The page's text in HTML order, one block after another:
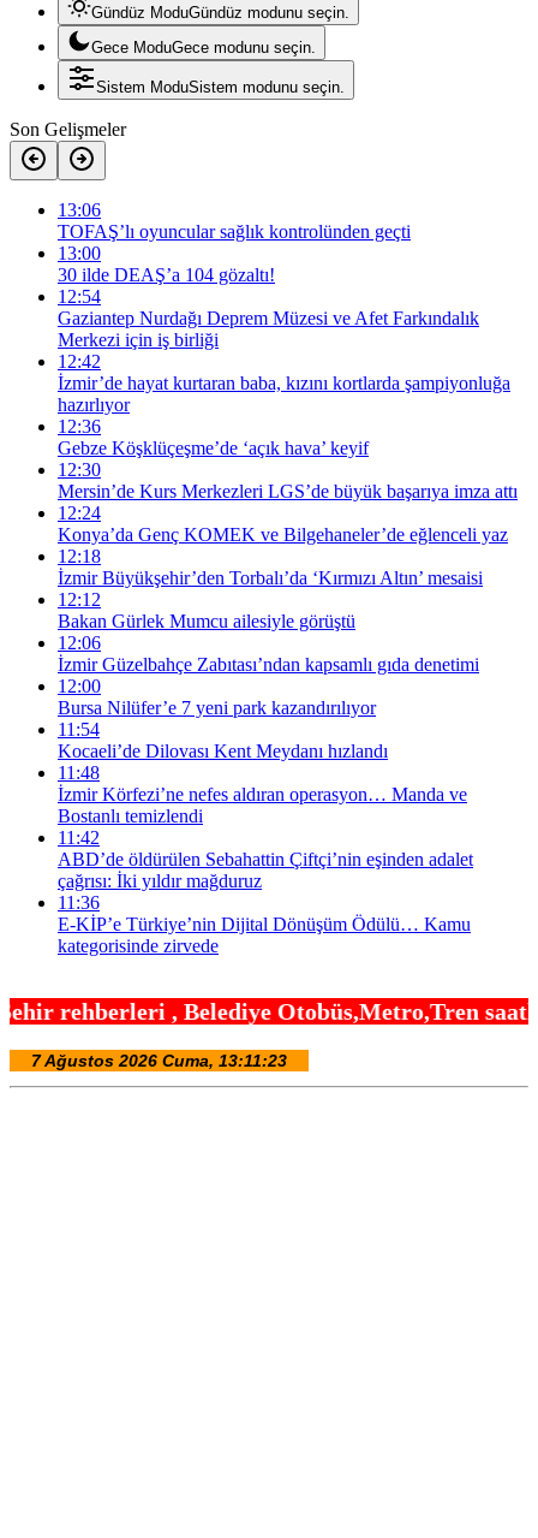
Gündüz ModuGündüz modunu seçin.
Gece ModuGece modunu seçin.
Sistem ModuSistem modunu seçin.
Son Gelişmeler
13:06
TOFAŞ’lı oyuncular sağlık kontrolünden geçti
13:00
30 ilde DEAŞ’a 104 gözaltı!
12:54
Gaziantep Nurdağı Deprem Müzesi ve Afet Farkındalık
Merkezi için iş birliği
12:42
İzmir’de hayat kurtaran baba, kızını kortlarda şampiyonluğa
hazırlıyor
12:36
Gebze Köşklüçeşme’de ‘açık hava’ keyif
12:30
Mersin’de Kurs Merkezleri LGS’de büyük başarıya imza attı
12:24
Konya’da Genç KOMEK ve Bilgehaneler’de eğlenceli yaz
12:18
İzmir Büyükşehir’den Torbalı’da ‘Kırmızı Altın’ mesaisi
12:12
Bakan Gürlek Mumcu ailesiyle görüştü
12:06
İzmir Güzelbahçe Zabıtası’ndan kapsamlı gıda denetimi
12:00
Bursa Nilüfer’e 7 yeni park kazandırılıyor
11:54
Kocaeli’de Dilovası Kent Meydanı hızlandı
11:48
İzmir Körfezi’ne nefes aldıran operasyon… Manda ve
Bostanlı temizlendi
11:42
ABD’de öldürülen Sebahattin Çiftçi’nin eşinden adalet
çağrısı: İki yıldır mağduruz
11:36
E-KİP’e Türkiye’nin Dijital Dönüşüm Ödülü… Kamu
kategorisinde zirvede
, Belediye Otobüs,Metro,Tren saatleri